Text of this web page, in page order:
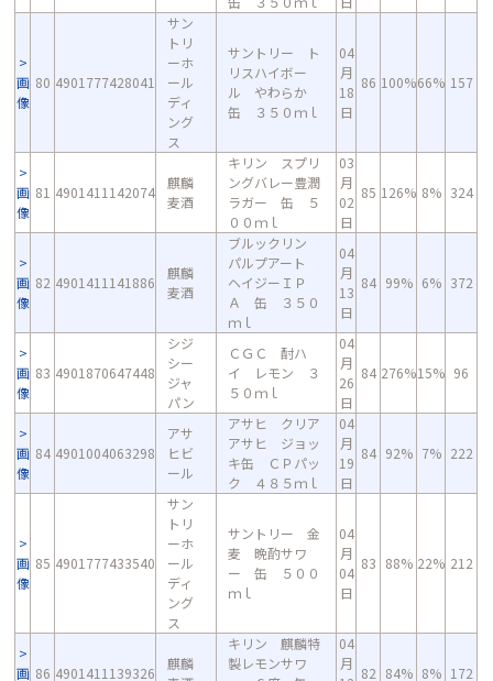
画
像
80 4901777428041
サン
トリ
ーホ
ール
ディ
ング
ス
サントリー ト
リスハイボー
ル やわらか
缶 ３５０ｍｌ
04
月
18
日
86 100%66% 157
画
像
81 4901411142074
麒麟
麦酒
キリン スプリ
ングバレー豊潤
ラガー 缶 ５
００ｍｌ
03
月
02
日
85 126% 8% 324
画
像
82 4901411141886
麒麟
麦酒
ブルックリン
パルプアート
ヘイジーＩＰ
Ａ 缶 ３５０
ｍｌ
04
月
13
日
84 99% 6% 372
画
像
83 4901870647448
シジ
シー
ジャ
パン
ＣＧＣ 酎ハ
イ レモン ３
５０ｍｌ
04
月
26
日
84 276%15% 96
画
像
84 4901004063298
アサ
ヒビ
ール
アサヒ クリア
アサヒ ジョッ
キ缶 ＣＰパッ
ク ４８５ｍｌ
04
月
19
日
84 92% 7% 222
画
像
85 4901777433540
サン
トリ
ーホ
ール
ディ
ング
ス
サントリー 金
麦 晩酌サワ
ー 缶 ５００
ｍｌ
04
月
04
日
83 88% 22% 212
画 86 4901411139326
麒麟
キリン 麒麟特
製レモンサワ
04
月
82 84% 8% 172